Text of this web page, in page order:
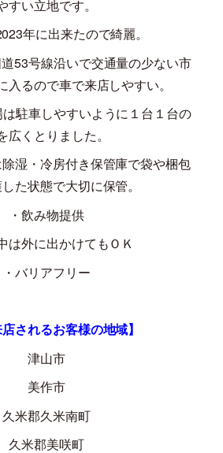
すい立地です。
年に出来たので綺麗。
53号線沿いで交通量の少ない市
入るので車で来店しやすい。
駐車しやすいように１台１台の
広くとりました。
除湿・冷房付き保管庫で袋や梱包
た状態で大切に保管。
・飲み物提供
は外に出かけてもＯＫ
・バリアフリー
店されるお客様の地域】
津山市
美作市
久米郡久米南町
久米郡美咲町